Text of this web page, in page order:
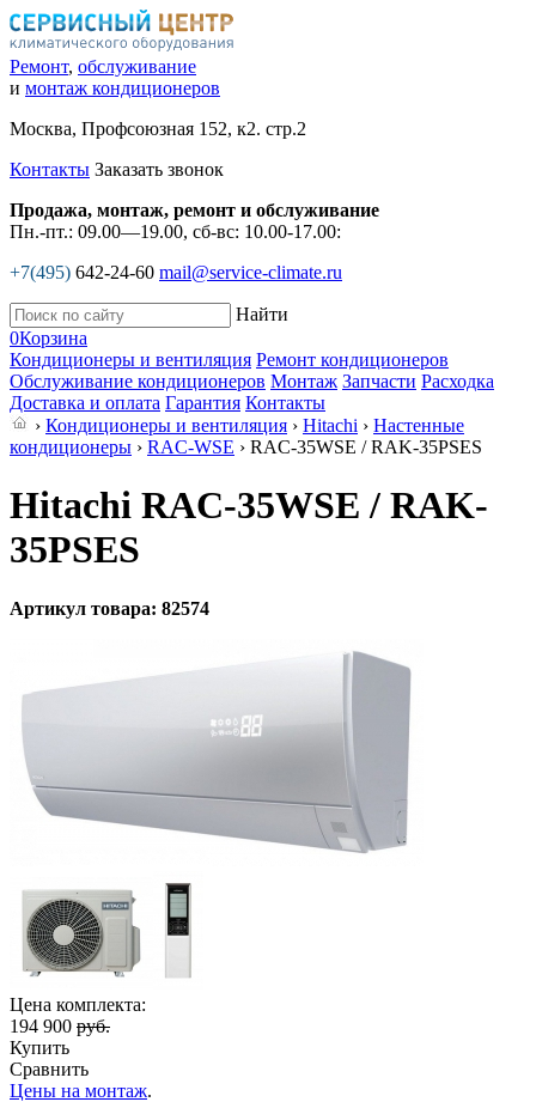
Ремонт, обслуживание
и монтаж кондиционеров
Москва, Профсоюзная 152, к2. стр.2
Контакты Заказать звонок
Продажа, монтаж, ремонт и обслуживание
Пн.-пт.: 09.00—19.00, сб-вс: 10.00-17.00:
+7(495) 642-24-60 mail@service-climate.ru
Найти
0Корзина
Кондиционеры и вентиляция Ремонт кондиционеров
Обслуживание кондиционеров Монтаж Запчасти Расходка
Доставка и оплата Гарантия Контакты
› Кондиционеры и вентиляция › Hitachi › Настенные
кондиционеры › RAC-WSE › RAC-35WSE / RAK-35PSES
Hitachi RAC-35WSE / RAK-
35PSES
Артикул товара: 82574
Цена комплекта:
194 900 руб.
Купить
Сравнить
Цены на монтаж.